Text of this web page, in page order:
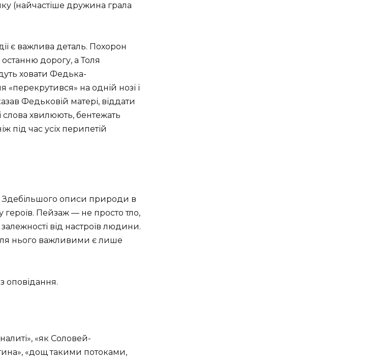
(найчастіше дружина грала
є важлива деталь. Похорон
дорогу, а Толя
ховати Федька-
на одній нозі і
Федьковій матері, віддати
слова хвилюють, бентежать
під час усіх перипетій
описи природи в
героїв. Пейзаж — не просто тло,
від настроїв людини.
нього важливими є лише
оповідання.
«як Соловей-
«дощ такими потоками,